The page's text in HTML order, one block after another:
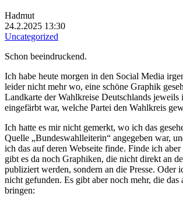
Hadmut
24.2.2025 13:30
Uncategorized
Schon beeindruckend.
Ich habe heute morgen in den Social Media
leider nicht mehr wo, eine schöne Graphik
Landkarte der Wahlkreise Deutschlands jeweils
eingefärbt war, welche Partei den Wahlkreis
Ich hatte es mir nicht gemerkt, wo ich das
Quelle „Bundeswahlleiterin“ angegeben war,
ich das auf deren Webseite finde. Finde ich
gibt es da noch Graphiken, die nicht direkt an
publiziert werden, sondern an die Presse. Oder
nicht gefunden. Es gibt aber noch mehr, die das
bringen: